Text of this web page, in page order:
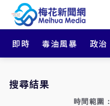
即時 毒油風暴 政治
搜尋結果
時間範圍：